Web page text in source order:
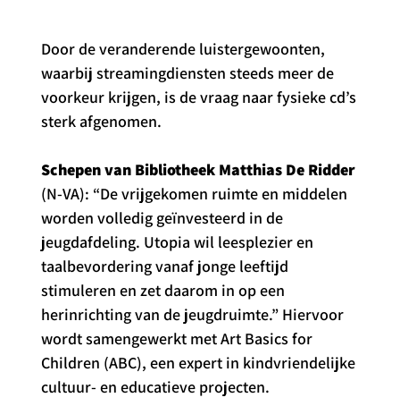
Door de veranderende luistergewoonten,
waarbij streamingdiensten steeds meer de
voorkeur krijgen, is de vraag naar fysieke cd’s
sterk afgenomen.
Schepen van Bibliotheek Matthias De Ridder
(N-VA): “De vrijgekomen ruimte en middelen
worden volledig geïnvesteerd in de
jeugdafdeling. Utopia wil leesplezier en
taalbevordering vanaf jonge leeftijd
stimuleren en zet daarom in op een
herinrichting van de jeugdruimte.” Hiervoor
wordt samengewerkt met Art Basics for
Children (ABC), een expert in kindvriendelijke
cultuur- en educatieve projecten.